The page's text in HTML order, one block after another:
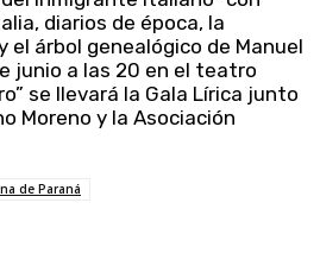
diarios de época, la
árbol genealógico de Manuel
junio a las 20 en el teatro
se llevará la Gala Lírica junto
Moreno y la Asociación
de Paraná